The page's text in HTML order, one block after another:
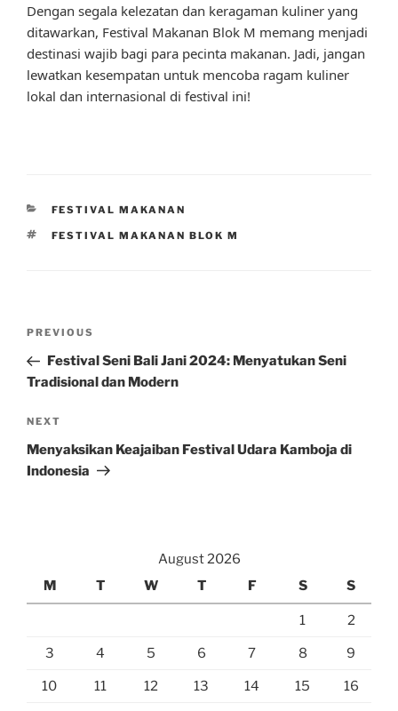
Dengan segala kelezatan dan keragaman kuliner yang
ditawarkan, Festival Makanan Blok M memang menjadi
destinasi wajib bagi para pecinta makanan. Jadi, jangan
lewatkan kesempatan untuk mencoba ragam kuliner
lokal dan internasional di festival ini!
CATEGORIES
FESTIVAL MAKANAN
TAGS
FESTIVAL MAKANAN BLOK M
Previous
Post
PREVIOUS
Festival Seni Bali Jani 2024: Menyatukan Seni
Tradisional dan Modern
Next
Post
NEXT
Menyaksikan Keajaiban Festival Udara Kamboja di
Indonesia
August 2026
M
T W T F S S
1 2
3 4 5 6 7 8 9
10 11 12 13 14 15 16